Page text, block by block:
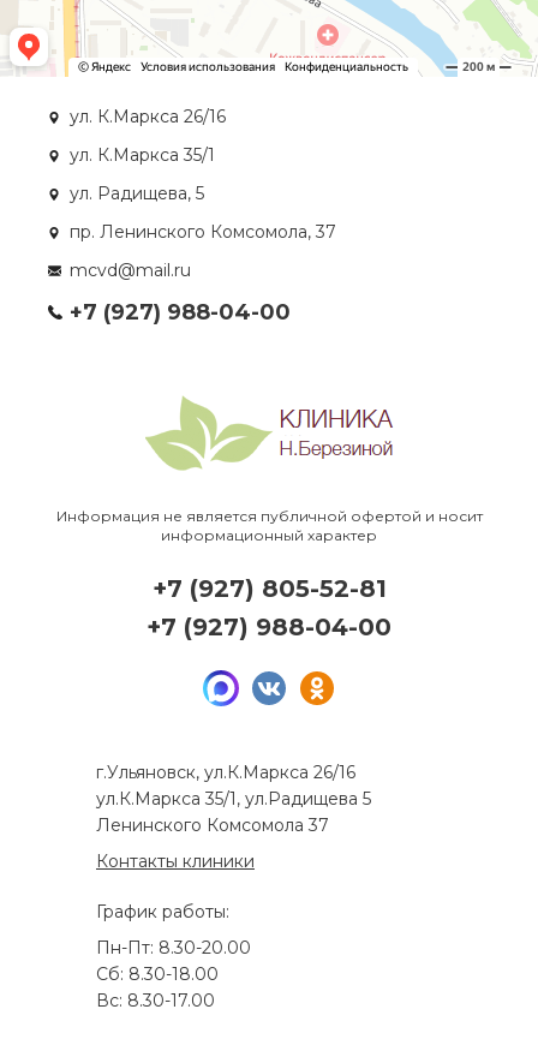
ул. К.Маркса 26/16
ул. К.Маркса 35/1
ул. Радищева, 5
пр. Ленинского Комсомола, 37
mcvd@mail.ru
+7 (927) 988-04-00
Информация не является публичной офертой и носит
информационный характер
г.Ульяновск, ул.К.Маркса 26/16
ул.К.Маркса 35/1, ул.Радищева 5
Ленинского Комсомола 37
Контакты клиники
График работы:
Пн-Пт: 8.30-20.00
Сб: 8.30-18.00
Вс: 8.30-17.00
+7 (927) 805-52-81
+7 (927) 988-04-00